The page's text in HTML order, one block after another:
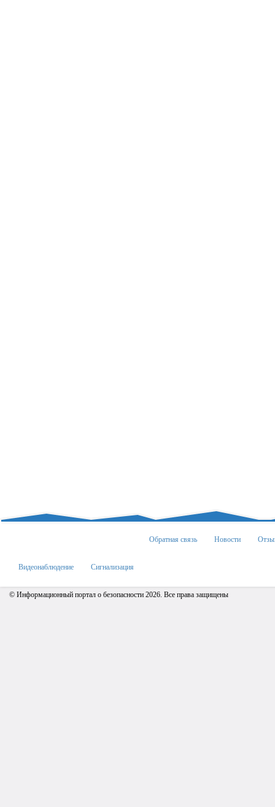
Обратная связь Новости
Видеонаблюдение Сигнализация
© Информационный портал о безопасности 2026. Все права защищены